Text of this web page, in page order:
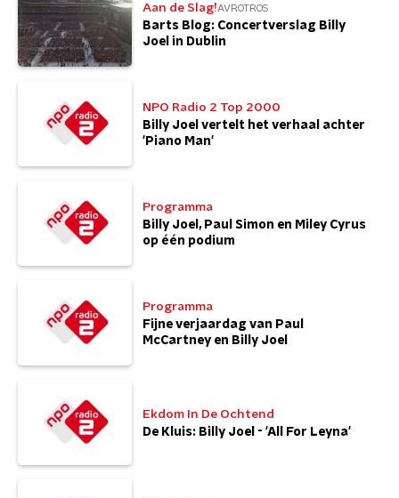
Aan de Slag!AVROTROS
Barts Blog: Concertverslag Billy
Joel in Dublin
NPO Radio 2 Top 2000
Billy Joel vertelt het verhaal achter
'Piano Man'
Programma
Billy Joel, Paul Simon en Miley Cyrus
op één podium
Programma
Fijne verjaardag van Paul
McCartney en Billy Joel
Ekdom In De Ochtend
De Kluis: Billy Joel - 'All For Leyna'